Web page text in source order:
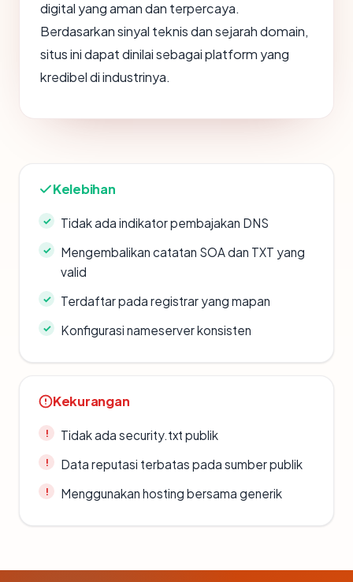
digital yang aman dan terpercaya.
Berdasarkan sinyal teknis dan sejarah domain,
situs ini dapat dinilai sebagai platform yang
kredibel di industrinya.
Kelebihan
Tidak ada indikator pembajakan DNS
Mengembalikan catatan SOA dan TXT yang
valid
Terdaftar pada registrar yang mapan
Konfigurasi nameserver konsisten
Kekurangan
Tidak ada security.txt publik
Data reputasi terbatas pada sumber publik
Menggunakan hosting bersama generik